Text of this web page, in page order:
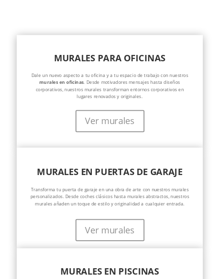
MURALES PARA OFICINAS
Dale un nuevo aspecto a tu oficina y a tu espacio de trabajo con nuestros
murales en oficinas. Desde motivadores mensajes hasta diseños
corporativos, nuestros murales transforman entornos corporativos en
lugares renovados y originales.
Ver murales
MURALES EN PUERTAS DE GARAJE
Transforma tu puerta de garaje en una obra de arte con nuestros murales
personalizados. Desde coches clásicos hasta murales abstractos, nuestros
murales añaden un toque de estilo y originalidad a cualquier entrada.
Ver murales
MURALES EN PISCINAS